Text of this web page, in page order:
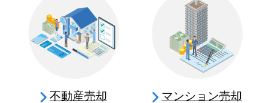
不動産売却 マンション売却